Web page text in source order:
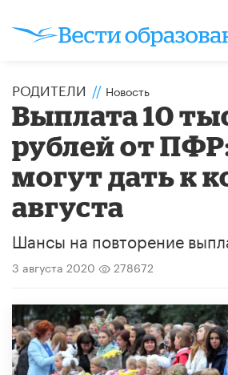
РОДИТЕЛИ // Новость
Выплата 10
рублей от
могут дать к
августа
Шансы на повторение
3 августа 2020 278672